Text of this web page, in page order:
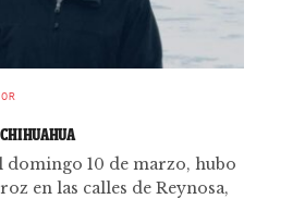
domingo 10 de marzo, hubo
en las calles de Reynosa,